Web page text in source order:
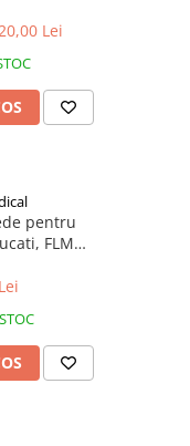
selectiva si
Lei
pentru
FLM